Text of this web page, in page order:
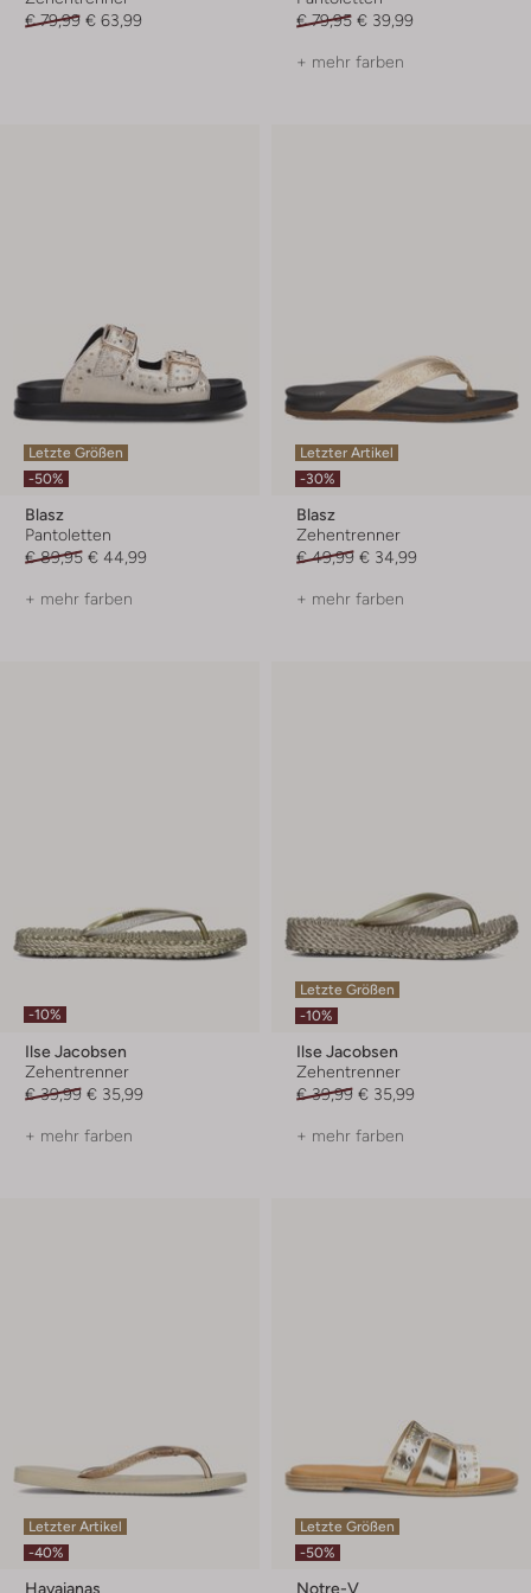
€ 79,99 € 63,99
€ 79,95 € 39,99
+ mehr farben
Letzte Größen
-50%
Blasz
Pantoletten
€ 89,95 € 44,99
+ mehr farben
Letzter Artikel
-30%
Blasz
Zehentrenner
€ 49,99 € 34,99
+ mehr farben
-10%
Ilse Jacobsen
Zehentrenner
€ 39,99 € 35,99
+ mehr farben
Letzte Größen
-10%
Ilse Jacobsen
Zehentrenner
€ 39,99 € 35,99
+ mehr farben
Letzter Artikel
-40%
Havaianas
Letzte Größen
-50%
Notre-V